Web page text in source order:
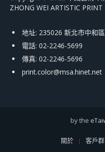
ZHONG WEI ARTISTIC PRINT
地址: 235026 新北市中和
電話: 02-2246-5699
傳真: 02-2246-5696
print.color@msa.hinet.net
by the
關於 客戶群